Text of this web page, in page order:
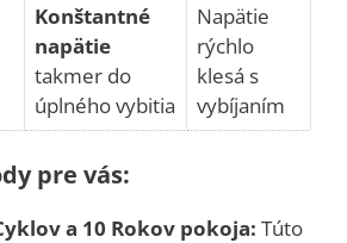
Konštantné
napätie
takmer do
úplného vybitia
Napätie
rýchlo
klesá s
vybíjaním
pre vás:
a 10 Rokov pokoja: Túto